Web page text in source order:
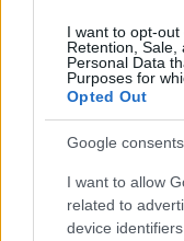
I want to opt-out
Retention, Sale,
Personal Data
Purposes for
Opted Out
Google consents
I want to allow
related to
device identifiers